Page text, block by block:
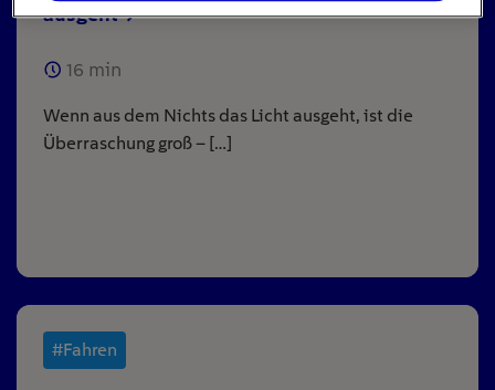
ausgeht
16 min
Wenn aus dem Nichts das Licht ausgeht, ist die
Überraschung groß – […]
#Fahren